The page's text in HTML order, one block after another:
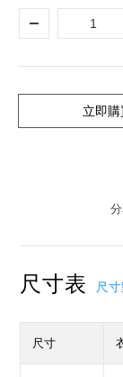
立即購
尺寸表 尺
尺寸